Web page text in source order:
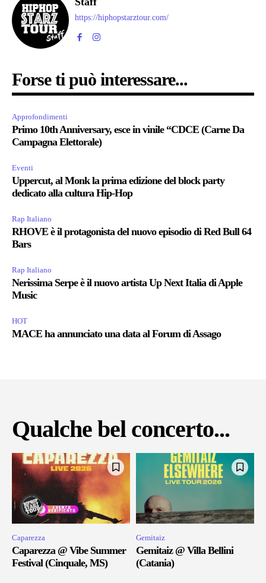
https://hiphopstarztour.com/
Forse ti può interessare...
Approfondimenti
Primo 10th Anniversary, esce in vinile “CDCE (Carne Da
Campagna Elettorale)
Eventi
Uppercut, al Monk la prima edizione del block party
dedicato alla cultura Hip-Hop
Rap Italiano
RHOVE è il protagonista del nuovo episodio di Red Bull 64
Bars
Rap Italiano
Nerissima Serpe è il nuovo artista Up Next Italia di Apple
Music
HOT
MACE ha annunciato una data al Forum di Assago
Qualche bel concerto...
Caparezza
Caparezza @ Vibe Summer
Festival (Cinquale, MS)
Gemitaiz
Gemitaiz @ Villa Bellini
(Catania)